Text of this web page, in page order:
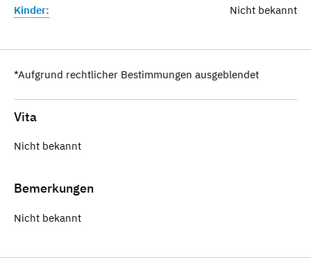
Kinder:
Nicht bekannt
*Aufgrund rechtlicher Bestimmungen ausgeblendet
Vita
Nicht bekannt
Bemerkungen
Nicht bekannt